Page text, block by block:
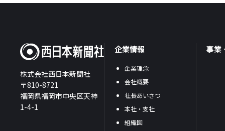
株式会社西日本新聞社
〒810-8721
福岡県福岡市中央区天神
1-4-1
企業情報
企業理念
会社概要
社長あいさつ
本社・支社
組織図
事業